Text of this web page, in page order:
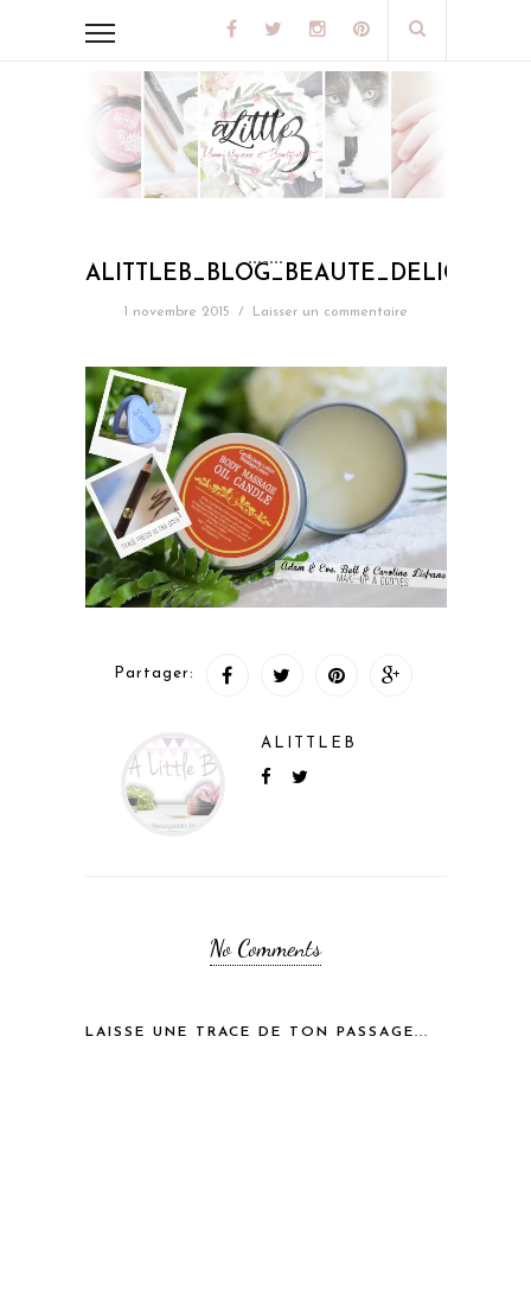
1 novembre 2015 / Laisser un commentaire
Partager:
ALITTLEB
No Comments
LAISSE UNE TRACE DE TON PASSAGE...